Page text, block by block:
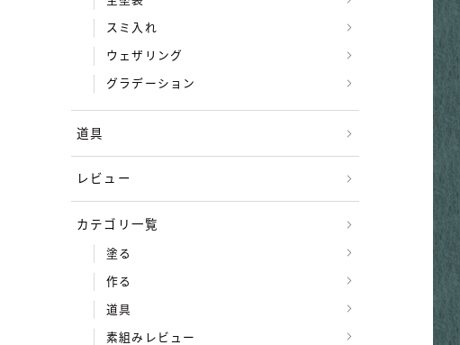
スミ入れ
ウェザリング
グラデーション
道具
レビュー
カテゴリ一覧
塗る
作る
道具
素組みレビュー